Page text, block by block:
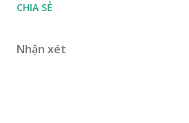
CHIA SẺ
Nhận xét